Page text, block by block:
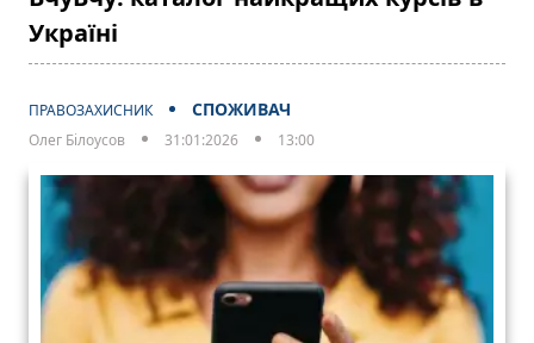
Україні
ПРАВОЗАХИСНИК СПОЖИВАЧ
Олег Білоусов 31:01:2026 13:00